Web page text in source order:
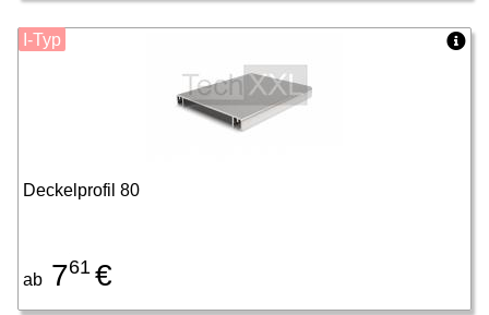
Deckelprofil 80
ab 761 €
I-Typ